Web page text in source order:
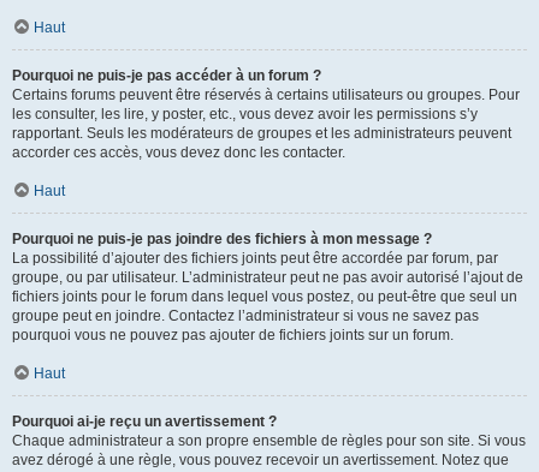
Haut
Pourquoi ne puis-je pas accéder à un forum ?
Certains forums peuvent être réservés à certains utilisateurs ou groupes. Pour
les consulter, les lire, y poster, etc., vous devez avoir les permissions s’y
rapportant. Seuls les modérateurs de groupes et les administrateurs peuvent
accorder ces accès, vous devez donc les contacter.
Haut
Pourquoi ne puis-je pas joindre des fichiers à mon message ?
La possibilité d’ajouter des fichiers joints peut être accordée par forum, par
groupe, ou par utilisateur. L’administrateur peut ne pas avoir autorisé l’ajout de
fichiers joints pour le forum dans lequel vous postez, ou peut-être que seul un
groupe peut en joindre. Contactez l’administrateur si vous ne savez pas
pourquoi vous ne pouvez pas ajouter de fichiers joints sur un forum.
Haut
Pourquoi ai-je reçu un avertissement ?
Chaque administrateur a son propre ensemble de règles pour son site. Si vous
avez dérogé à une règle, vous pouvez recevoir un avertissement. Notez que